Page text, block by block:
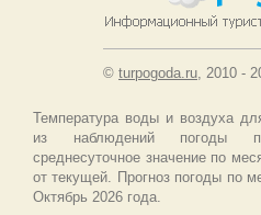
© turpogoda.ru, 2010 -
Температура воды и воздуха
из наблюдений погоды
среднесуточное значение по
от текущей. Прогноз погоды по
Октябрь 2026 года.